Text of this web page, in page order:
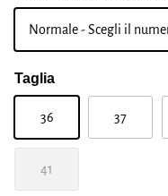
Normale - Scegli il
Taglia
36 37
41